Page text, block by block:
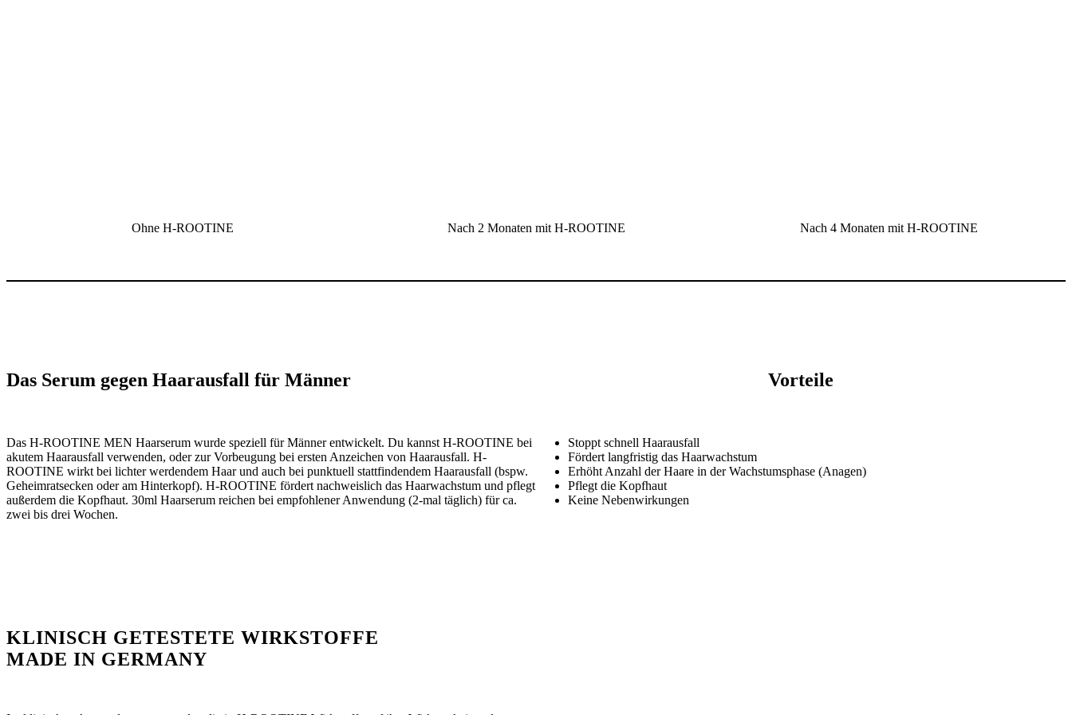
Ohne H-ROOTINE Nach 2 Monaten mit H-ROOTINE Nach 4 Monaten mit H-ROOTINE
Das Serum gegen Haarausfall für Männer
Das H-ROOTINE MEN Haarserum wurde speziell für Männer entwickelt. Du kannst H-ROOTINE bei
akutem Haarausfall verwenden, oder zur Vorbeugung bei ersten Anzeichen von Haarausfall. H-
ROOTINE wirkt bei lichter werdendem Haar und auch bei punktuell stattfindendem Haarausfall (bspw.
Geheimratsecken oder am Hinterkopf). H-ROOTINE fördert nachweislich das Haarwachstum und pflegt
außerdem die Kopfhaut. 30ml Haarserum reichen bei empfohlener Anwendung (2-mal täglich) für ca.
zwei bis drei Wochen.
Vorteile
Stoppt schnell Haarausfall
Fördert langfristig das Haarwachstum
Erhöht Anzahl der Haare in der Wachstumsphase (Anagen)
Pflegt die Kopfhaut
Keine Nebenwirkungen
KLINISCH GETESTETE WIRKSTOFFE
MADE IN GERMANY